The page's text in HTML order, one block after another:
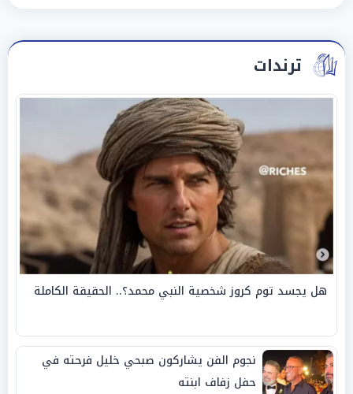
ترندات
هل يجسد توم كروز شخصية النبي محمد؟.. الحقيقة الكاملة
نجوم الفن يشاركون صبحي خليل فرحته في
حفل زفاف ابنته